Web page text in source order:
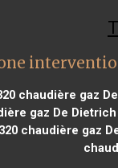
chaudière gaz
gaz De
chaudière gaz